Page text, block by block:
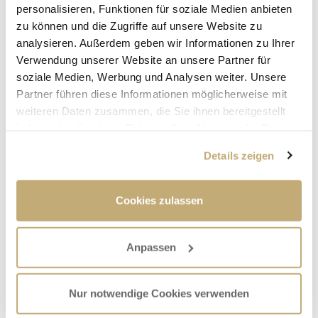
personalisieren, Funktionen für soziale Medien anbieten
zu können und die Zugriffe auf unsere Website zu
analysieren. Außerdem geben wir Informationen zu Ihrer
Verwendung unserer Website an unsere Partner für
soziale Medien, Werbung und Analysen weiter. Unsere
Partner führen diese Informationen möglicherweise mit
weiteren Daten zusammen, die Sie ihnen bereitgestellt
Details zeigen
Cookies zulassen
Anpassen
Nur notwendige Cookies verwenden
Sirenen im Landkreis ausgelöst, um deren
Funktionstüchtigkeit zu überprüfen.
ÜBER DIESEN ARTIKEL